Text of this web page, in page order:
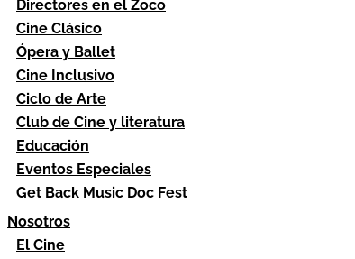
Directores en el Zoco
Cine Clásico
Ópera y Ballet
Cine Inclusivo
Ciclo de Arte
Club de Cine y literatura
Educación
Eventos Especiales
Get Back Music Doc Fest
Nosotros
El Cine